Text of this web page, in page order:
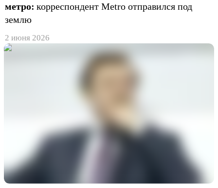
метро: корреспондент Metro отправился под
землю
2 июня 2026